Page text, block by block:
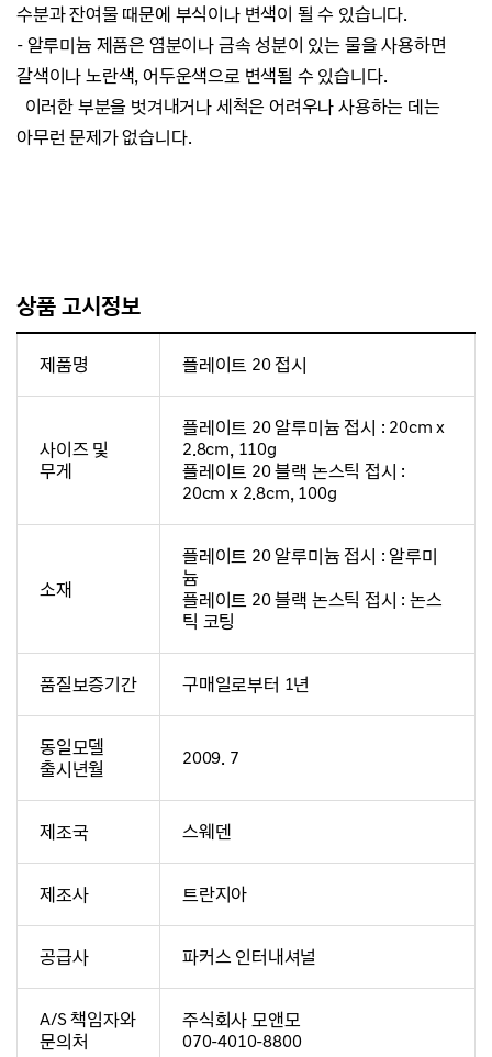
수분과 잔여물 때문에 부식이나 변색이 될 수 있습니다.
- 알루미늄 제품은 염분이나 금속 성분이 있는 물을 사용하면
갈색이나 노란색, 어두운색으로 변색될 수 있습니다.
이러한 부분을 벗겨내거나 세척은 어려우나 사용하는 데는
아무런 문제가 없습니다.
상품 고시정보
제품명 플레이트 20 접시
사이즈 및
무게
플레이트 20 알루미늄 접시 : 20cm x
2.8cm, 110g
플레이트 20 블랙 논스틱 접시 :
20cm x 2.8cm, 100g
소재
플레이트 20 알루미늄 접시 : 알루미
늄
플레이트 20 블랙 논스틱 접시 : 논스
틱 코팅
품질보증기간 구매일로부터 1년
동일모델
출시년월
2009. 7
제조국 스웨덴
제조사 트란지아
공급사 파커스 인터내셔널
A/S 책임자와
문의처
주식회사 모앤모
070-4010-8800